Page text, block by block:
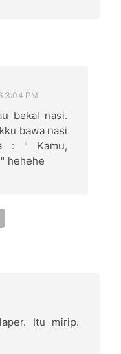
3:04 PM
bekal nasi.
bawa nasi
: " Kamu,
hehehe
Itu mirip.